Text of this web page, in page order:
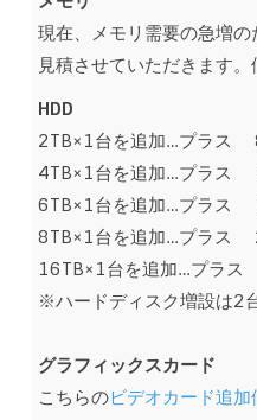
現在、メモリ需要の急増
見積させていただきます。
HDD
2TB×1台を追加…プラス
4TB×1台を追加…プラス
6TB×1台を追加…プラス
8TB×1台を追加…プラス
16TB×1台を追加…プラ
※ハードディスク増設は2
グラフィックスカード
こちらのビデオカード追